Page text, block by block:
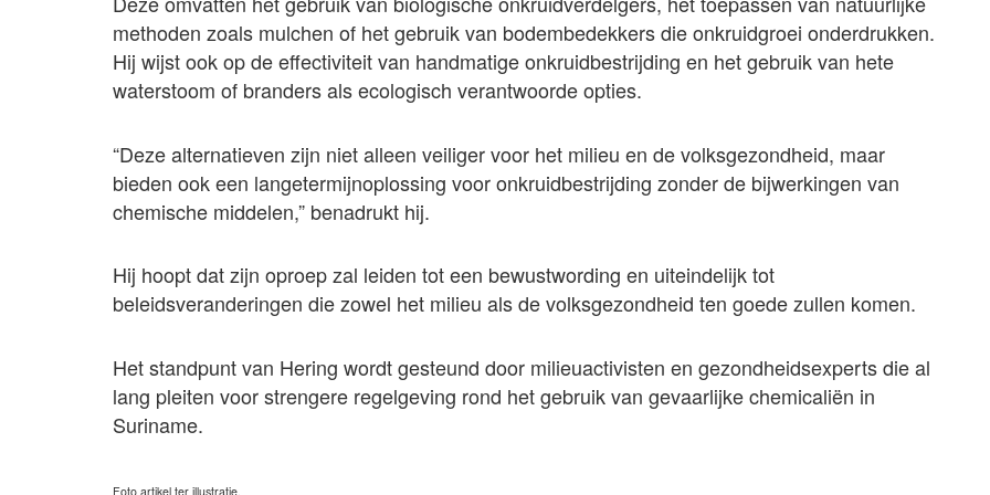
methoden zoals mulchen of het gebruik van bodembedekkers die onkruidgroei onderdrukken.
Hij wijst ook op de effectiviteit van handmatige onkruidbestrijding en het gebruik van hete
waterstoom of branders als ecologisch verantwoorde opties.
“Deze alternatieven zijn niet alleen veiliger voor het milieu en de volksgezondheid, maar
bieden ook een langetermijnoplossing voor onkruidbestrijding zonder de bijwerkingen van
chemische middelen,” benadrukt hij.
Hij hoopt dat zijn oproep zal leiden tot een bewustwording en uiteindelijk tot
beleidsveranderingen die zowel het milieu als de volksgezondheid ten goede zullen komen.
Het standpunt van Hering wordt gesteund door milieuactivisten en gezondheidsexperts die al
lang pleiten voor strengere regelgeving rond het gebruik van gevaarlijke chemicaliën in
Suriname.
Foto artikel ter illustratie.